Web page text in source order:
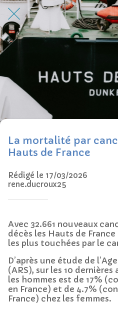
La mortalité par
Hauts de France
Rédigé le 17/03/2026
rene.ducroux25
Avec 32.661 nouveaux
décès les Hauts de
les plus touchées par le
D’après une étude de
(ARS), sur les 10 dernières
les hommes est de 17%
en France) et de 4.7%
France) chez les femmes.